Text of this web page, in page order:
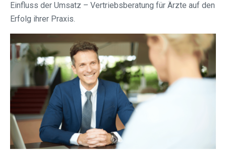
Einfluss der Umsatz – Vertriebsberatung für Ärzte auf den
Erfolg ihrer Praxis.